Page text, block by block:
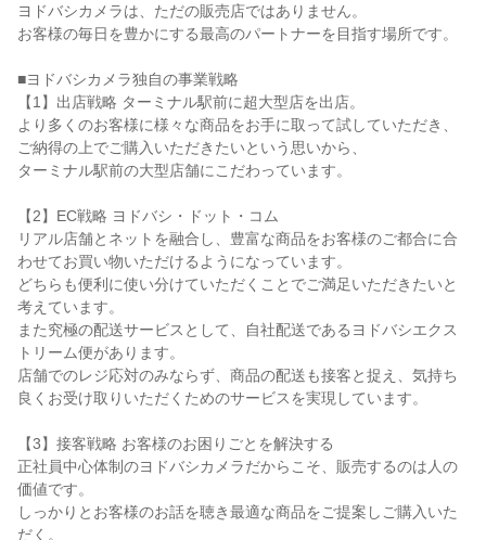
ヨドバシカメラは、ただの販売店ではありません。
お客様の毎日を豊かにする最高のパートナーを目指す場所です。
■ヨドバシカメラ独自の事業戦略
【1】出店戦略 ターミナル駅前に超大型店を出店。
より多くのお客様に様々な商品をお手に取って試していただき、
ご納得の上でご購入いただきたいという思いから、
ターミナル駅前の大型店舗にこだわっています。
【2】EC戦略 ヨドバシ・ドット・コム
リアル店舗とネットを融合し、豊富な商品をお客様のご都合に合
わせてお買い物いただけるようになっています。
どちらも便利に使い分けていただくことでご満足いただきたいと
考えています。
また究極の配送サービスとして、自社配送であるヨドバシエクス
トリーム便があります。
店舗でのレジ応対のみならず、商品の配送も接客と捉え、気持ち
良くお受け取りいただくためのサービスを実現しています。
【3】接客戦略 お客様のお困りごとを解決する
正社員中心体制のヨドバシカメラだからこそ、販売するのは人の
価値です。
しっかりとお客様のお話を聴き最適な商品をご提案しご購入いた
だく。